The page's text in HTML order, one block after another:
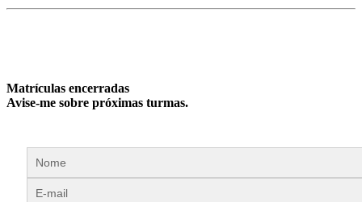
Matrículas encerradas
Avise-me sobre próximas turmas.